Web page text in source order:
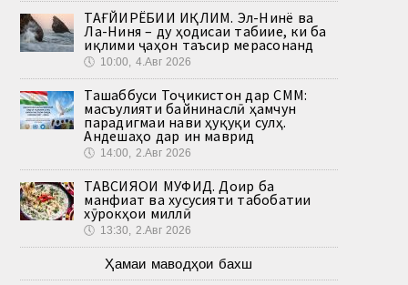
ТАҒЙИРЁБИИ ИҚЛИМ. Эл-Нинё ва
Ла-Ниня – ду ҳодисаи табиие, ки ба
иқлими ҷаҳон таъсир мерасонанд
🕔 10:00, 4.Авг 2026
Ташаббуси Тоҷикистон дар СММ:
масъулияти байнинаслӣ ҳамчун
парадигмаи нави ҳуқуқи сулҳ.
Андешаҳо дар ин маврид
🕔 14:00, 2.Авг 2026
ТАВСИЯҲОИ МУФИД. Доир ба
манфиат ва хусусияти табобатии
хӯрокҳои миллӣ
🕔 13:30, 2.Авг 2026
Ҳамаи маводҳои бахш